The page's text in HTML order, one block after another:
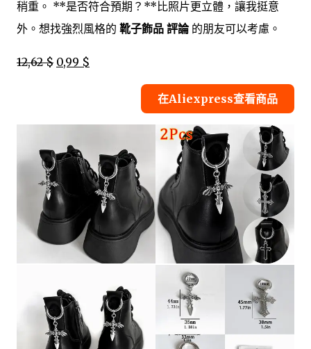
稍重。 **是否符合預期？**比照片更立體，讓我挺意
外。想找強烈風格的 靴子飾品 評論的朋友可以考慮。
12,62 $ 0,99 $
在Aliexpress查看商品